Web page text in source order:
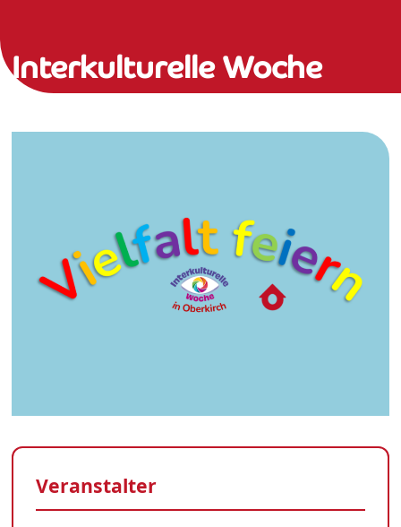
Interkulturelle Woche
Veranstalter